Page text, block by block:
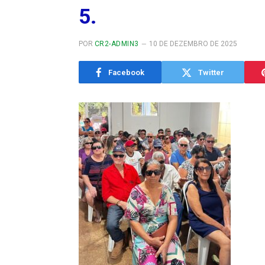
5.
POR CR2-ADMIN3 10 DE DEZEMBRO DE 2025
Facebook Twitter